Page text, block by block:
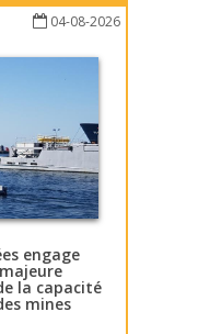
04-08-2026
engage
la capacité
mines